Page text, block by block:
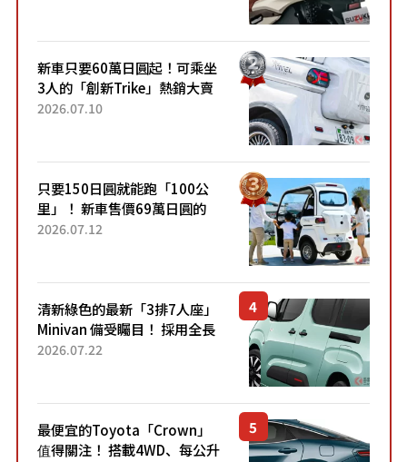
新車只要60萬日圓起！可乘坐
3人的「創新Trike」熱銷大賣
成為人氣車款！「養車成本真
2026.07.10
只要150日圓就能跑「100公
里」！ 新車售價69萬日圓的
「3人座」Trike大受歡迎！ 順
2026.07.12
清新綠色的最新「3排7人座」
Minivan 備受矚目！ 採用全長
4.7公尺剛剛好的車身尺寸與
2026.07.22
最便宜的Toyota「Crown」
值得關注！ 搭載4WD、每公升